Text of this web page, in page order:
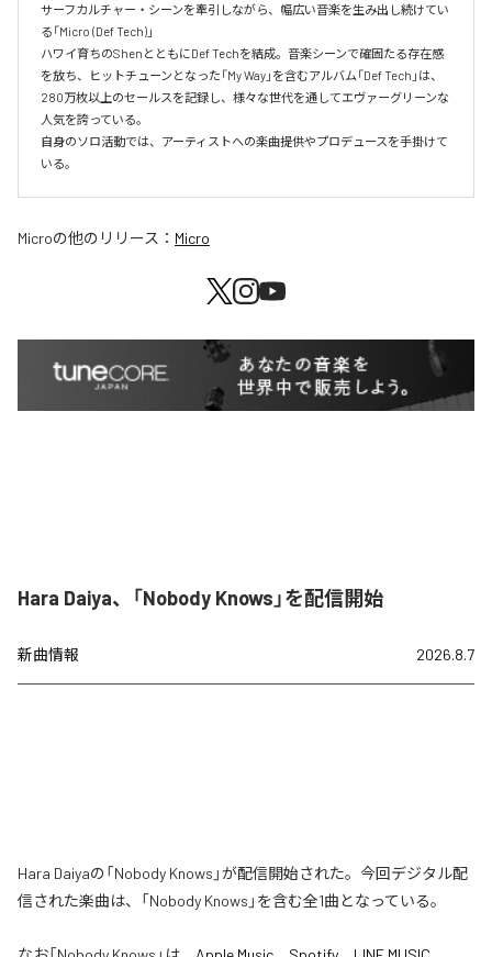
サーフカルチャー・シーンを牽引しながら、幅広い音楽を生み出し続けてい
る「Micro (Def Tech)」
ハワイ育ちのShenとともにDef Techを結成。音楽シーンで確固たる存在感
を放ち、ヒットチューンとなった「My Way」を含むアルバム「Def Tech」は、
280万枚以上のセールスを記録し、様々な世代を通してエヴァーグリーンな
人気を誇っている。
自身のソロ活動では、アーティストへの楽曲提供やプロデュースを手掛けて
いる。
Microの他のリリース： Micro
Hara Daiya、「Nobody Knows」を配信開始
新曲情報 2026.8.7
Hara Daiyaの「Nobody Knows」が配信開始された。今回デジタル配
信された楽曲は、「Nobody Knows」を含む全1曲となっている。